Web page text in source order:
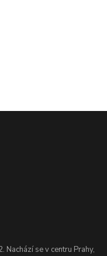
se v centru Prahy,